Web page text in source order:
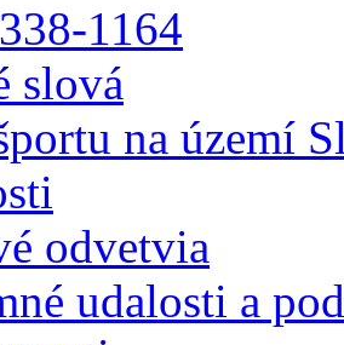
1164
slová
na území
odvetvia
udalosti a